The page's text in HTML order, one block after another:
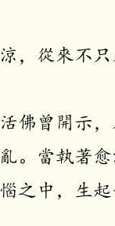
，從來不
佛曾開示
。當執著
之中，生